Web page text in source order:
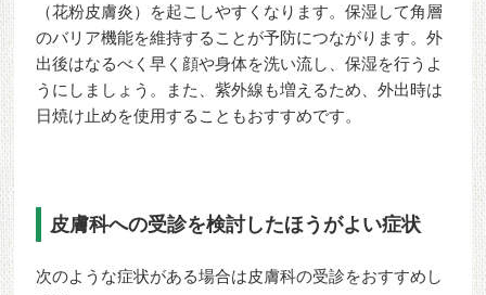
（花粉皮膚炎）を起こしやすくなります。保湿して角層
のバリア機能を維持することが予防につながります。外
出後はなるべく早く顔や身体を洗い流し、保湿を行うよ
うにしましょう。また、紫外線も増えるため、外出時は
日焼け止めを使用することもおすすめです。
皮膚科への受診を検討したほうがよい症状
次のような症状がある場合は皮膚科の受診をおすすめし